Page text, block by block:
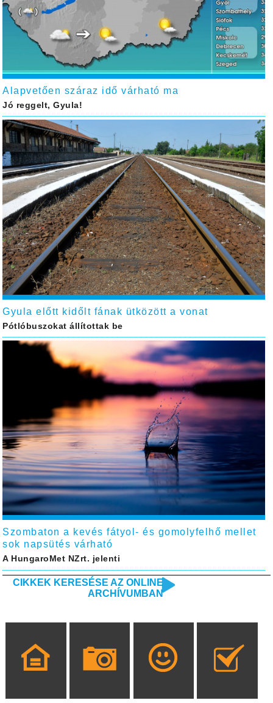
Alapvetően száraz idő várható ma
Jó reggelt, Gyula!
Gyula előtt kidőlt fának ütközött a vonat
Pótlóbuszokat állítottak be
Szombaton a kevés fátyol- és gomolyfelhő mellet
sok napsütés várható
A HungaroMet NZrt. jelenti
CIKKEK KERESÉSE AZ ONLINE
ARCHÍVUMBAN